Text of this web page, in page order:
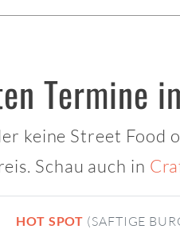
Termine
keine Street
Schau auch in
HOT SPOT (SAFTIGE